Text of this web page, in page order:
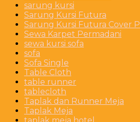
sarung kursi
Sarung Kursi Futura
Sarung Kursi Futura Cover
Sewa Karpet Permadani
sewa kursi sofa
sofa
Sofa Single
Table Cloth
table runner
tablecloth
Taplak dan Runner Meja
Taplak Meja